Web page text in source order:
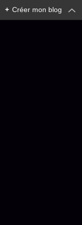
+ Créer mon blog